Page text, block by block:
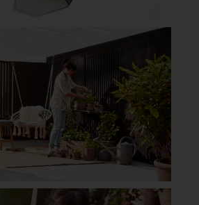
– med ett extra starkt
och inbjudande uteplats med
eller rökfärgad takplast. gop
av polykarbonat i
– extremt slagtåligare än
och många
material. Maximalt ljusinsläpp
skydd.